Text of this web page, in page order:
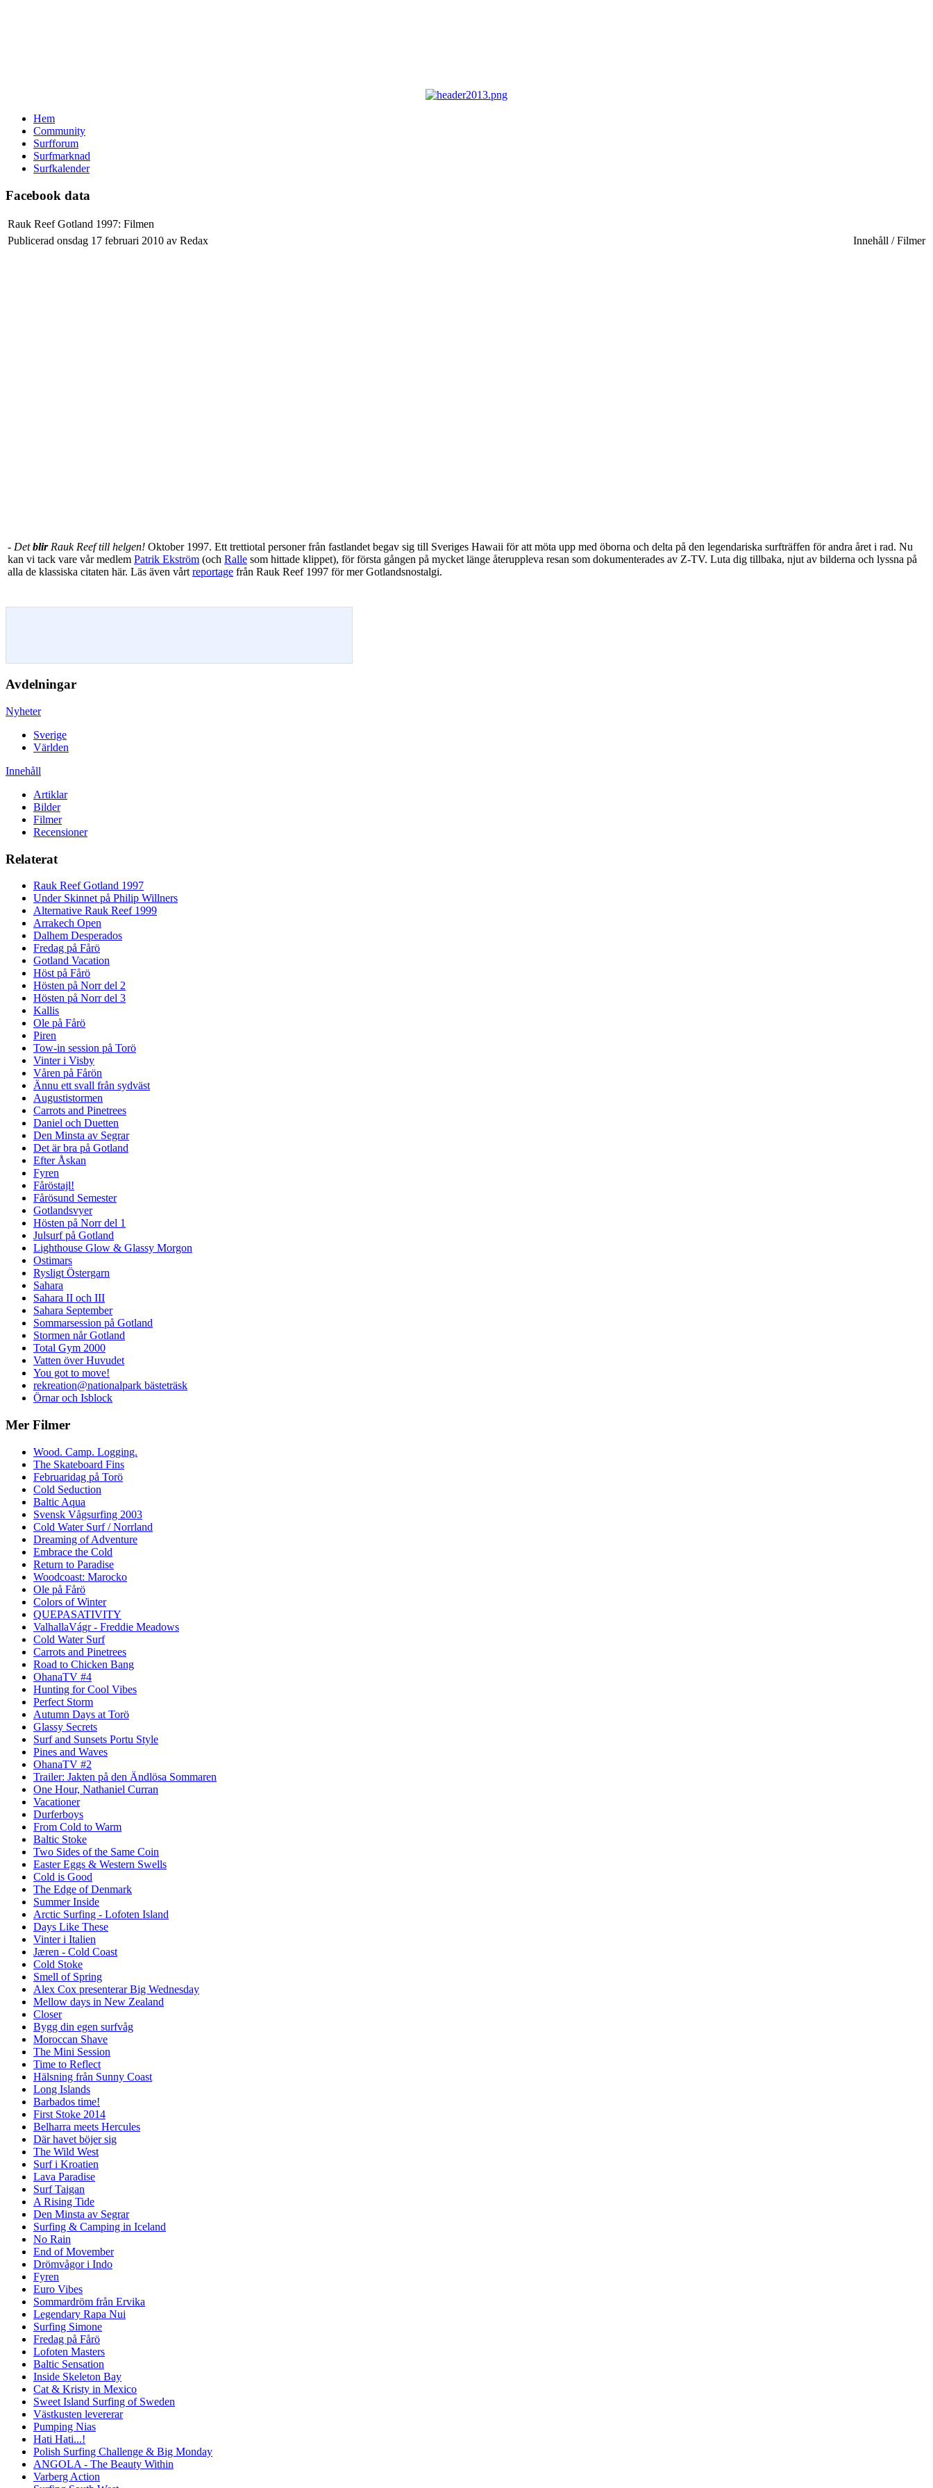
Hem
Community
Surfforum
Surfmarknad
Surfkalender
Facebook data
Rauk Reef Gotland 1997: Filmen
Publicerad onsdag 17 februari 2010 av Redax
Innehåll / Filmer
- DetblirRauk Reef till helgen! Oktober 1997. Ett trettiotal personer från fastlandet begav sig till Sveriges Hawaii för att möta upp med öborna och delta på den legendariska surfträffen för andra året i rad. Nu
kan vi tack vare vår medlem Patrik Ekström (och Ralle som hittade klippet), för första gången på mycket länge återuppleva resan som dokumenterades av Z-TV. Luta dig tillbaka, njut av bilderna och lyssna på
alla de klassiska citaten här. Läs även vårtreportage från Rauk Reef 1997 för mer Gotlandsnostalgi.
Avdelningar
Nyheter
Sverige
Världen
Innehåll
Artiklar
Bilder
Filmer
Recensioner
Relaterat
Rauk Reef Gotland 1997
Under Skinnet på Philip Willners
Alternative Rauk Reef 1999
Arrakech Open
Dalhem Desperados
Fredag på Fårö
Gotland Vacation
Höst på Fårö
Hösten på Norr del 2
Hösten på Norr del 3
Kallis
Ole på Fårö
Piren
Tow-in session på Torö
Vinter i Visby
Våren på Fårön
Ännu ett svall från sydväst
Augustistormen
Carrots and Pinetrees
Daniel och Duetten
Den Minsta av Segrar
Det är bra på Gotland
Efter Åskan
Fyren
Fåröstajl!
Fårösund Semester
Gotlandsvyer
Hösten på Norr del 1
Julsurf på Gotland
Lighthouse Glow & Glassy Morgon
Ostimars
Rysligt Östergarn
Sahara
Sahara II och III
Sahara September
Sommarsession på Gotland
Stormen når Gotland
Total Gym 2000
Vatten över Huvudet
You got to move!
rekreation@nationalpark bästeträsk
Örnar och Isblock
Mer Filmer
Wood. Camp. Logging.
The Skateboard Fins
Februaridag på Torö
Cold Seduction
Baltic Aqua
Svensk Vågsurfing 2003
Cold Water Surf / Norrland
Dreaming of Adventure
Embrace the Cold
Return to Paradise
Woodcoast: Marocko
Ole på Fårö
Colors of Winter
QUEPASATIVITY
ValhallaVágr - Freddie Meadows
Cold Water Surf
Carrots and Pinetrees
Road to Chicken Bang
OhanaTV #4
Hunting for Cool Vibes
Perfect Storm
Autumn Days at Torö
Glassy Secrets
Surf and Sunsets Portu Style
Pines and Waves
OhanaTV #2
Trailer: Jakten på den Ändlösa Sommaren
One Hour, Nathaniel Curran
Vacationer
Durferboys
From Cold to Warm
Baltic Stoke
Two Sides of the Same Coin
Easter Eggs & Western Swells
Cold is Good
The Edge of Denmark
Summer Inside
Arctic Surfing - Lofoten Island
Days Like These
Vinter i Italien
Jæren - Cold Coast
Cold Stoke
Smell of Spring
Alex Cox presenterar Big Wednesday
Mellow days in New Zealand
Closer
Bygg din egen surfvåg
Moroccan Shave
The Mini Session
Time to Reflect
Hälsning från Sunny Coast
Long Islands
Barbados time!
First Stoke 2014
Belharra meets Hercules
Där havet böjer sig
The Wild West
Surf i Kroatien
Lava Paradise
Surf Taigan
A Rising Tide
Den Minsta av Segrar
Surfing & Camping in Iceland
No Rain
End of Movember
Drömvågor i Indo
Fyren
Euro Vibes
Sommardröm från Ervika
Legendary Rapa Nui
Surfing Simone
Fredag på Fårö
Lofoten Masters
Baltic Sensation
Inside Skeleton Bay
Cat & Kristy in Mexico
Sweet Island Surfing of Sweden
Västkusten levererar
Pumping Nias
Hati Hati...!
Polish Surfing Challenge & Big Monday
ANGOLA - The Beauty Within
Varberg Action